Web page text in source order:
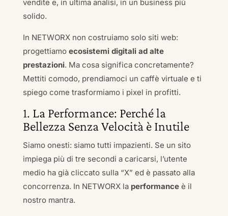
vendite e, in ultima analisi, in un business più
solido.
In NETWORX non costruiamo solo siti web:
progettiamo ecosistemi digitali ad alte
prestazioni. Ma cosa significa concretamente?
Mettiti comodo, prendiamoci un caffè virtuale e ti
spiego come trasformiamo i pixel in profitti.
1. La Performance: Perché la
Bellezza Senza Velocità è Inutile
Siamo onesti: siamo tutti impazienti. Se un sito
impiega più di tre secondi a caricarsi, l’utente
medio ha già cliccato sulla “X” ed è passato alla
concorrenza. In NETWORX la performanceè il
nostro mantra.